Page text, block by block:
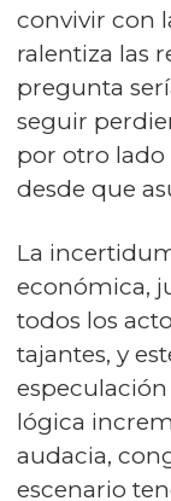
convivir con
ralentiza las
pregunta
seguir
por otro
desde que
La
económica,
todos los
tajantes, y
lógica
audacia,
escenario